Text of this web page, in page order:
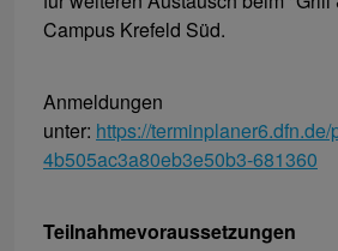
Campus Krefeld Süd.
Anmeldungen
unter: https://
4b505ac3a80eb3e50b3-681360
Teilnahmevoraussetzungen